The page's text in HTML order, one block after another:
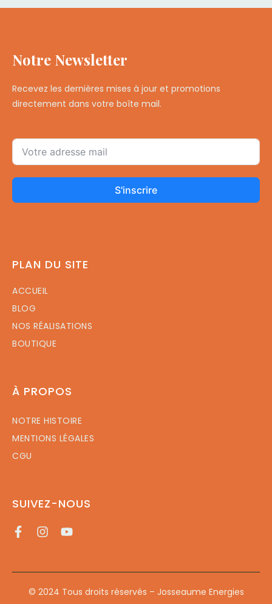
Notre Newsletter
Recevez les dernières mises à jour et promotions
directement dans votre boîte mail.
S'inscrire
PLAN DU SITE
ACCUEIL
BLOG
NOS RÉALISATIONS
BOUTIQUE
À PROPOS
NOTRE HISTOIRE
MENTIONS LÉGALES
CGU
SUIVEZ-NOUS
© 2024 Tous droits réservés – Josseaume Energies